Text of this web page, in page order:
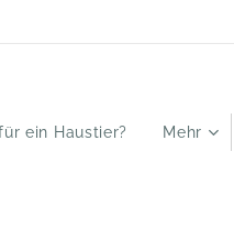
ein Haustier? Mehr